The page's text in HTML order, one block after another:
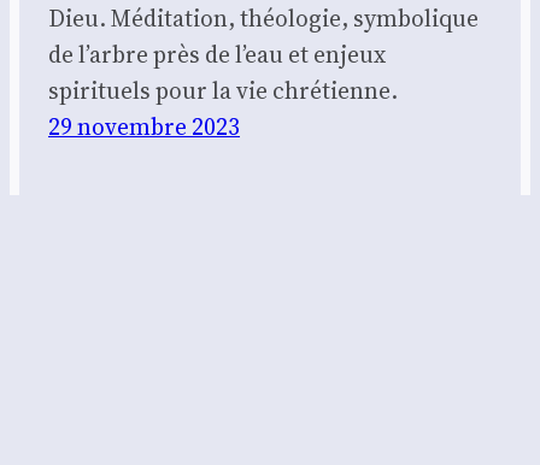
Dieu. Méditation, théologie, symbolique
de l’arbre près de l’eau et enjeux
spirituels pour la vie chrétienne.
29 novembre 2023